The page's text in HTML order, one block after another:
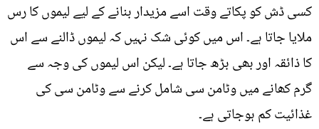
کسی ڈش کو پکاتے وقت اسے مزیدار بنانے کے لیے لیموں کا رس
ملایا جاتا ہے۔ اس میں کوئی شک نہیں کہ لیموں ڈالنے سے اس
کا ذائقہ اور بھی بڑھ جاتا ہے۔ لیکن اس لیموں کی وجہ سے
گرم کھانے میں وٹامن سی شامل کرنے سے وٹامن سی کی
غذائیت کم ہوجاتی ہے۔